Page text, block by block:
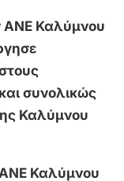
ΑΝΕ Καλύμνου
συνολικώς
Καλύμνου
ΑΝΕ Καλύμνου